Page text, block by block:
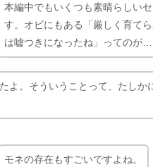
本編中でもいくつも素晴らしい
す。オビにもある「厳しく育て
は嘘つきになったね」ってのが…
よ。そういうことって、たしか
モネの存在もすごいですよね。